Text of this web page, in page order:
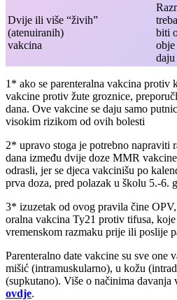
Dvije ili više “živih”
(atenuiranih)
vakcina
biti
obje
1* ako se parenteralna vakcina protiv
vakcine protiv žute groznice,
dana. Ove vakcine se daju samo
visokim rizikom od ovih bolesti
2* upravo stoga je potrebno napraviti
dana između dvije doze MMR
odrasli, jer se djeca vakcinišu po
prva doza, pred polazak u školu 5.-6.
3* izuzetak od ovog pravila čine
oralna vakcina Ty21 protiv tifusa,
vremenskom razmaku prije ili poslije
Parenteralno date vakcine su sve one
mišić (intramuskularno), u kožu
(supkutano). Više o načinima davanja
ovdje.